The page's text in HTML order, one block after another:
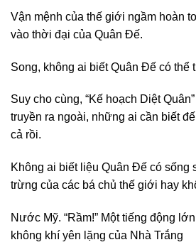
Vận mệnh của thế giới ngầm hoàn
vào thời đại của Quân Đế.
Song, không ai biết Quân Đế có thể
Suy cho cùng, “Kế hoạch Diệt
truyền ra ngoài, những ai cần biết
cả rồi.
Không ai biết liệu Quân Đế có sống
trừng của các bá chủ thế giới hay
Nước Mỹ. “Rầm!” Một tiếng động
không khí yên lặng của Nhà Trắng